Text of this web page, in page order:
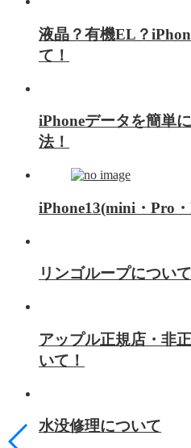
液晶？有機EL？
て！
iPhoneデータを簡単
法！
iPhone13(mini・Pro
リンゴループについて
アップル正規店・非
いて！
水没修理について